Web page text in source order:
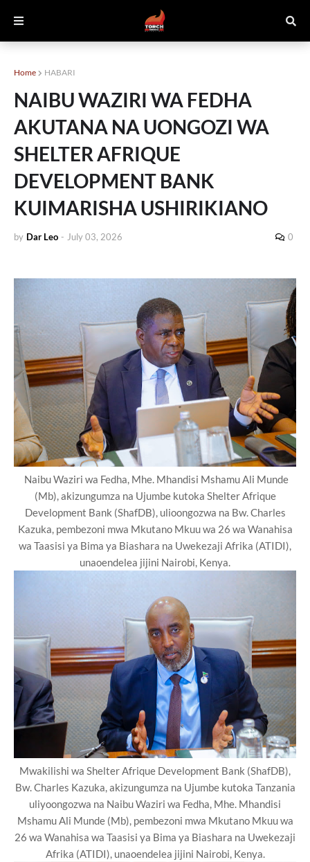
Home HABARI
NAIBU WAZIRI WA FEDHA
AKUTANA NA UONGOZI WA
SHELTER AFRIQUE
DEVELOPMENT BANK
KUIMARISHA USHIRIKIANO
by Dar Leo - July 03, 2026 0
Naibu Waziri wa Fedha, Mhe. Mhandisi Mshamu Ali Munde
(Mb), akizungumza na Ujumbe kutoka Shelter Afrique
Development Bank (ShafDB), ulioongozwa na Bw. Charles
Kazuka, pembezoni mwa Mkutano Mkuu wa 26 wa Wanahisa
wa Taasisi ya Bima ya Biashara na Uwekezaji Afrika (ATIDI),
unaoendelea jijini Nairobi, Kenya.
Mwakilishi wa Shelter Afrique Development Bank (ShafDB),
Bw. Charles Kazuka, akizungumza na Ujumbe kutoka Tanzania
uliyoongozwa na Naibu Waziri wa Fedha, Mhe. Mhandisi
Mshamu Ali Munde (Mb), pembezoni mwa Mkutano Mkuu wa
26 wa Wanahisa wa Taasisi ya Bima ya Biashara na Uwekezaji
Afrika (ATIDI), unaoendelea jijini Nairobi, Kenya.